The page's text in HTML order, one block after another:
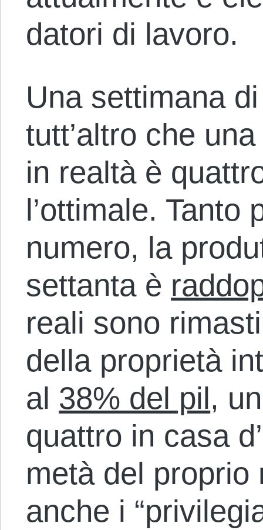
datori di lavoro.
Una settimana
tutt’altro che
in realtà è
l’ottimale. Tanto
numero, la
settanta è
reali sono
della proprietà
al 38% del pil,
quattro in casa
metà del proprio
anche i